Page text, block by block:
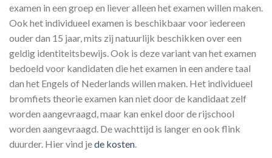
examen in een groep en liever alleen het examen willen maken.
Ook het individueel examen is beschikbaar voor iedereen
ouder dan 15 jaar, mits zij natuurlijk beschikken over een
geldig identiteitsbewijs. Ook is deze variant van het examen
bedoeld voor kandidaten die het examen in een andere taal
dan het Engels of Nederlands willen maken. Het individueel
bromfiets theorie examen kan niet door de kandidaat zelf
worden aangevraagd, maar kan enkel door de rijschool
worden aangevraagd. De wachttijd is langer en ook flink
duurder. Hier vind jede kosten.